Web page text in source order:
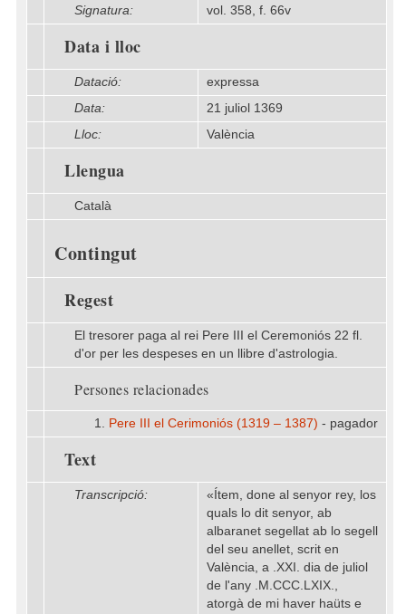
Signatura:
vol. 358, f. 66v
Data i lloc
Datació:
expressa
Data:
21 juliol 1369
Lloc:
València
Llengua
Català
Contingut
Regest
El tresorer paga al rei Pere III el Ceremoniós 22 fl.
d'or per les despeses en un llibre d'astrologia.
Persones relacionades
1. Pere III el Cerimoniós (1319 – 1387) - pagador
Text
Transcripció:
«Ítem, done al senyor rey, los
quals lo dit senyor, ab
albaranet segellat ab lo segell
del seu anellet, scrit en
València, a .XXI. dia de juliol
de l'any .M.CCC.LXIX.,
atorgà de mi haver haüts e